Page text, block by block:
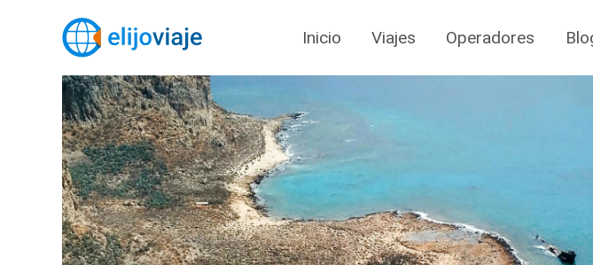
Inicio Viajes Operadores